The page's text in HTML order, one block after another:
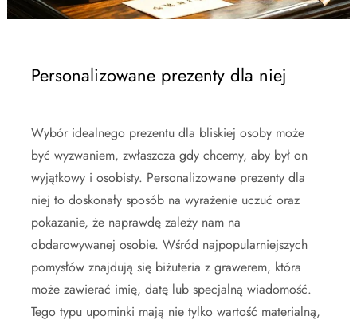
Personalizowane prezenty dla niej
Wybór idealnego prezentu dla bliskiej osoby może
być wyzwaniem, zwłaszcza gdy chcemy, aby był on
wyjątkowy i osobisty. Personalizowane prezenty dla
niej to doskonały sposób na wyrażenie uczuć oraz
pokazanie, że naprawdę zależy nam na
obdarowywanej osobie. Wśród najpopularniejszych
pomysłów znajdują się biżuteria z grawerem, która
może zawierać imię, datę lub specjalną wiadomość.
Tego typu upominki mają nie tylko wartość materialną,